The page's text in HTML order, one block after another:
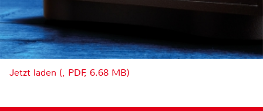
Jetzt laden (, PDF, 6.68 MB)